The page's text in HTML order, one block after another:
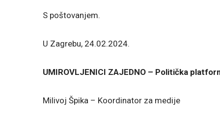
S poštovanjem.
U Zagrebu, 24.02.2024.
UMIROVLJENICI ZAJEDNO – Politička
Milivoj Špika – Koordinator za medije